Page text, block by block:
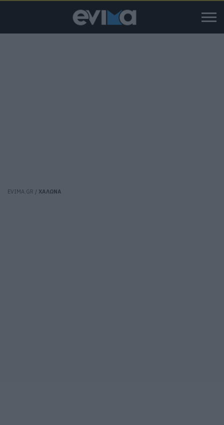
EVIMA.GR / ΧΑΛΩΝΑ